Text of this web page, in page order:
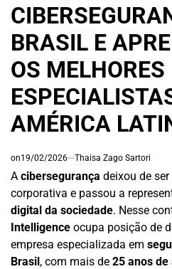
BRASIL E
OS MELHORES
AMÉRICA
on19/02/2026 Thaisa Zago Sartori
A cibersegurança deixou de
corporativa e passou a
digital da sociedade. Nesse
Intelligence ocupa posição de
empresa especializada em
Brasil, com mais de 25 anos de